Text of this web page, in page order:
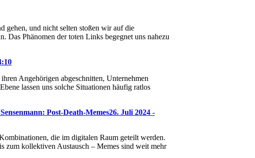
gehen, und nicht selten stoßen wir auf die
Das Phänomen der toten Links begegnet uns nahezu
Angehörigen abgeschnitten, Unternehmen
lassen uns solche Situationen häufig ratlos
Post-Death-Memes26. Juli 2024 -
die im digitalen Raum geteilt werden.
zum kollektiven Austausch – Memes sind weit mehr